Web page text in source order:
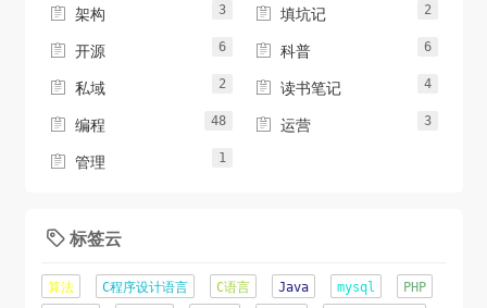
 架构 3  填坑记 2
 开源 6  科普 6
 私域 2  读书笔记 4
 编程 48  运营 3
 管理 1
 标签云
算法 C程序设计语言 C语言 Java mysql
PHP